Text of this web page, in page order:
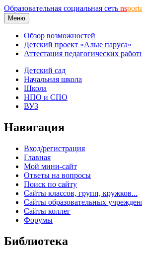
Образовательная социальная сеть ns
Меню
Обзор возможностей
Детский проект «Алые паруса»
Аттестация педагогических
Детский сад
Начальная школа
Школа
НПО и СПО
ВУЗ
Навигация
Вход/регистрация
Главная
Мой мини-сайт
Ответы на вопросы
Поиск по сайту
Сайты классов, групп, кружков...
Сайты образовательных
Сайты коллег
Форумы
Библиотека